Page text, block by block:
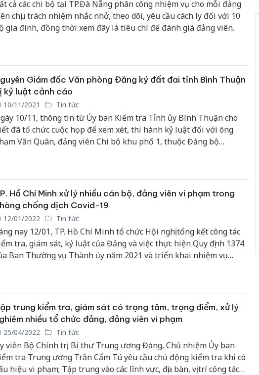
cả các chi bộ tại TP.Đà Nẵng phân công nhiệm vụ cho mỗi đảng
chịu trách nhiệm nhắc nhở, theo dõi, yêu cầu cách ly đối với 10
gia đình, đồng thời xem đây là tiêu chí để đánh giá đảng viên.
Giám đốc Văn phòng Đăng ký đất đai tỉnh Bình Thuận
kỷ luật cảnh cáo
10/11/2021 Tin tức
10/11, thông tin từ Ủy ban Kiểm tra Tỉnh ủy Bình Thuận cho
đã tổ chức cuộc họp để xem xét, thi hành kỷ luật đối với ông
Văn Quân, đảng viên Chi bộ khu phố 1, thuộc Đảng bộ
Hồ Chí Minh xử lý nhiều cán bộ, đảng viên vi phạm trong
chống dịch Covid-19
12/01/2022 Tin tức
nay 12/01, TP. Hồ Chí Minh tổ chức Hội nghị tổng kết công tác
tra, giám sát, kỷ luật của Đảng và việc thực hiện Quy định 1374
Ban Thường vụ Thành ủy năm 2021 và triển khai nhiệm vụ
trung kiểm tra, giám sát có trọng tâm, trọng điểm, xử lý
nhiều tổ chức đảng, đảng viên vi phạm
25/04/2022 Tin tức
viên Bộ Chính trị, Bí thư Trung ương Đảng, Chủ nhiệm Ủy ban
tra Trung ương Trần Cẩm Tú yêu cầu chủ động kiểm tra khi có
hiệu vi phạm; Tập trung vào các lĩnh vực, địa bàn, vị trí công tác
công khai hàng
ngàn sản phẩm
nhập lậu, bảo vệ
Công an Thanh Hóa
tìm bị hại trong vụ
Thanh Hóa: Tìm bị
hại trong vụ án